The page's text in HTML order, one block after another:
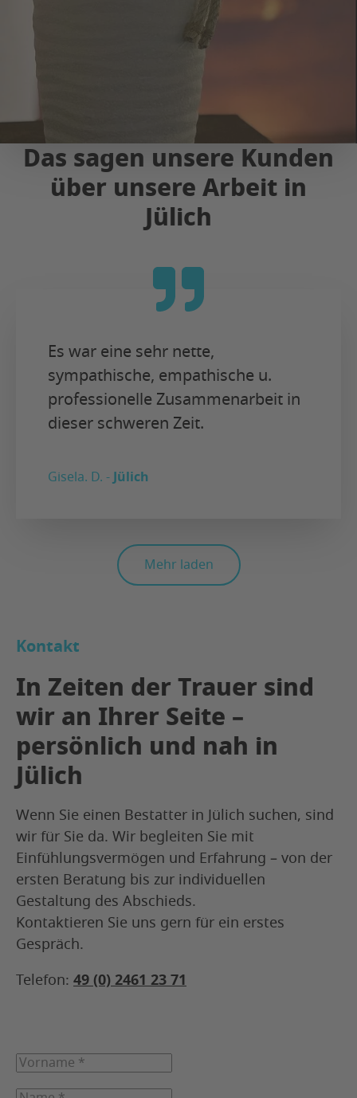
Das sagen unsere Kunden
über unsere Arbeit in
Jülich
Es war eine sehr nette,
sympathische, empathische u.
professionelle Zusammenarbeit in
dieser schweren Zeit.
Gisela. D. -Jülich
Mehr laden
Kontakt
In Zeiten der Trauer sind
wir an Ihrer Seite –
persönlich und nah in
Jülich
Wenn Sie einen Bestatter in Jülich suchen, sind
wir für Sie da. Wir begleiten Sie mit
Einfühlungsvermögen und Erfahrung – von der
ersten Beratung bis zur individuellen
Gestaltung des Abschieds.
Kontaktieren Sie uns gern für ein erstes
Gespräch.
Telefon: 49 (0) 2461 23 71